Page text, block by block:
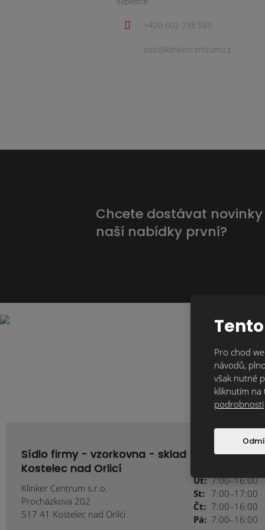
+420 602 738 585
solc@klinkercentrum.cz
Chcete dostávat novinky
naší nabídky první?
Sídlo firmy - vzorkovna - sklad
Kostelec nad Orlicí
Klinker Centrum s.r.o.
Procházkova 202
517 41 Kostelec nad Orlicí
Út: 7:00–16:00
St: 7:00–17:00
Čt: 7:00–16:00
Pá: 7:00–16:00
Pro chod
návodů,
však nutné
kliknutím na
podrobnosti